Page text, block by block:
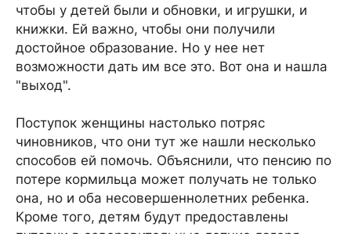
чтобы у детей были и обновки, и игрушки, и
книжки. Ей важно, чтобы они получили
достойное образование. Но у нее нет
возможности дать им все это. Вот она и нашла
"выход".
Поступок женщины настолько потряс
чиновников, что они тут же нашли несколько
способов ей помочь. Объяснили, что пенсию по
потере кормильца может получать не только
она, но и оба несовершеннолетних ребенка.
Кроме того, детям будут предоставлены